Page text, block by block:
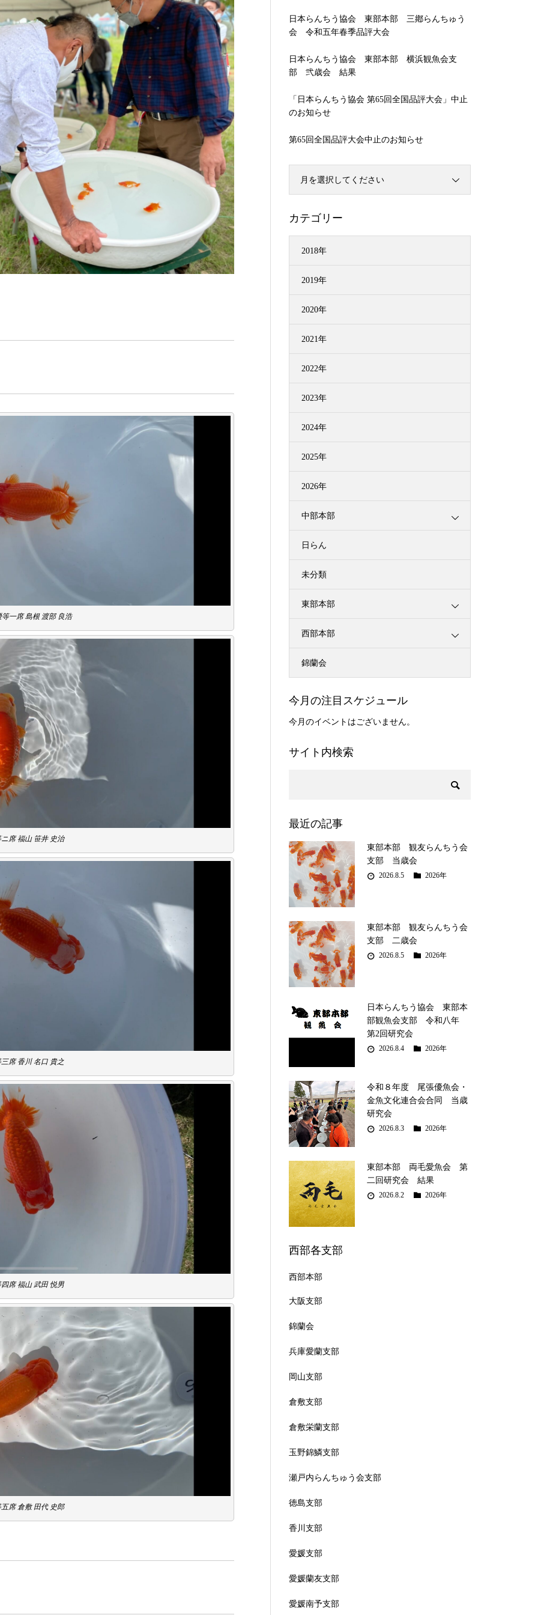
等一席 島根 渡部 良浩
席 福山 笹井 史治
席 香川 名口 貴之
席 福山 武田 悦男
席 倉敷 田代 史郎
日本らんちう協会 東部本部 三鄕らんちゅう
会 令和五年春季品評大会
日本らんちう協会 東部本部 横浜観魚会支
部 弐歳会 結果
「日本らんちう協会 第65回全国品評大会」中止
のお知らせ
第65回全国品評大会中止のお知らせ
月を選択してください
カテゴリー
2018年
2019年
2020年
2021年
2022年
2023年
2024年
2025年
2026年
中部本部
日らん
未分類
東部本部
西部本部
錦蘭会
今月の注目スケジュール
今月のイベントはございません。
サイト内検索
最近の記事
東部本部 観友らんちう会
支部 当歳会
2026.8.5 2026年
東部本部 観友らんちう会
支部 二歳会
2026.8.5 2026年
日本らんちう協会 東部本
部観魚会支部 令和八年
第2回研究会
2026.8.4 2026年
令和８年度 尾張優魚会・
金魚文化連合会合同 当歳
研究会
2026.8.3 2026年
東部本部 両毛愛魚会 第
二回研究会 結果
2026.8.2 2026年
西部各支部
西部本部
大阪支部
錦蘭会
兵庫愛蘭支部
岡山支部
倉敷支部
倉敷栄蘭支部
玉野錦鱗支部
瀬戸内らんちゅう会支部
徳島支部
香川支部
愛媛支部
愛媛蘭友支部
愛媛南予支部